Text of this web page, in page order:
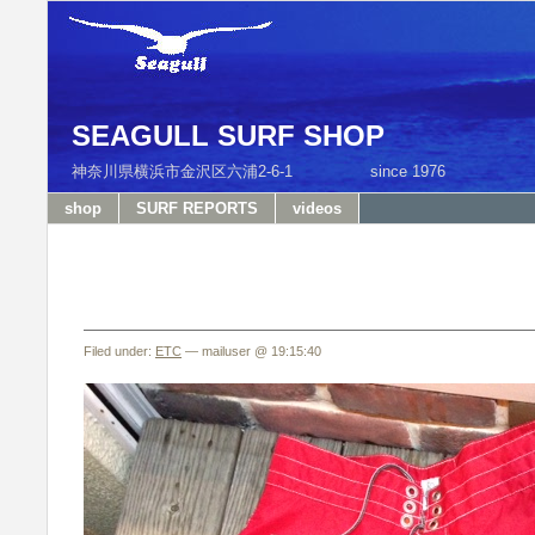
SEAGULL SURF SHOP
神奈川県横浜市金沢区六浦2-6-1 since
shop SURF REPORTS videos
Filed under: ETC — mailuser @ 19:15:40